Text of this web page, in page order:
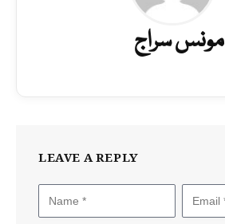
مونس سراج
LEAVE A REPLY